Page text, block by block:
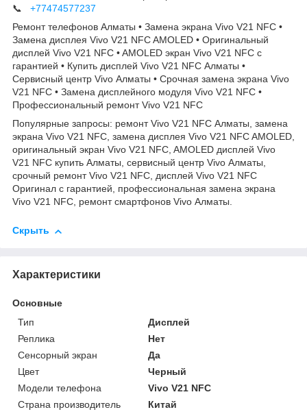
📞
+77474577237
Ремонт телефонов Алматы • Замена экрана Vivo V21 NFC •
Замена дисплея Vivo V21 NFC AMOLED • Оригинальный
дисплей Vivo V21 NFC • AMOLED экран Vivo V21 NFC с
гарантией • Купить дисплей Vivo V21 NFC Алматы •
Сервисный центр Vivo Алматы • Срочная замена экрана Vivo
V21 NFC • Замена дисплейного модуля Vivo V21 NFC •
Профессиональный ремонт Vivo V21 NFC
Популярные запросы: ремонт Vivo V21 NFC Алматы, замена
экрана Vivo V21 NFC, замена дисплея Vivo V21 NFC AMOLED,
оригинальный экран Vivo V21 NFC, AMOLED дисплей Vivo
V21 NFC купить Алматы, сервисный центр Vivo Алматы,
срочный ремонт Vivo V21 NFC, дисплей Vivo V21 NFC
Оригинал с гарантией, профессиональная замена экрана
Vivo V21 NFC, ремонт смартфонов Vivo Алматы.
Скрыть
Характеристики
Основные
Тип
Дисплей
Реплика
Нет
Сенсорный экран
Да
Цвет
Черный
Модели телефона
Vivo V21 NFC
Страна производитель
Китай